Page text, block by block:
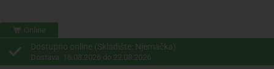
Online
Dostupno online (Skladište: Njemačka)
Dostava: 16.08.2026 do 22.08.2026